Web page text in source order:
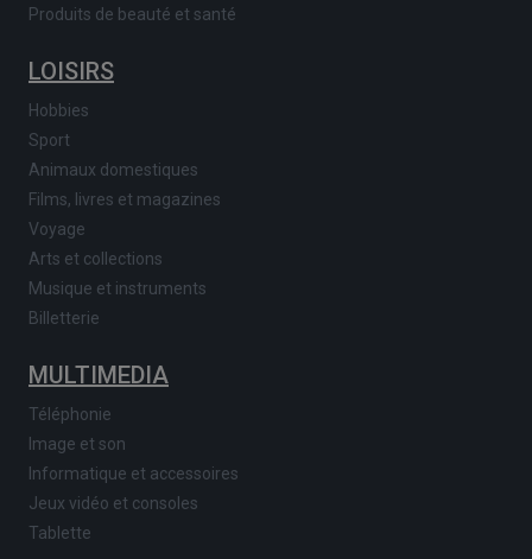
Produits de beauté et santé
LOISIRS
Hobbies
Sport
Animaux domestiques
Films, livres et magazines
Voyage
Arts et collections
Musique et instruments
Billetterie
MULTIMEDIA
Téléphonie
Image et son
Informatique et accessoires
Jeux vidéo et consoles
Tablette